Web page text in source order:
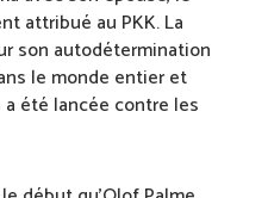
attribué au PKK. La
son autodétermination
le monde entier et
été lancée contre les